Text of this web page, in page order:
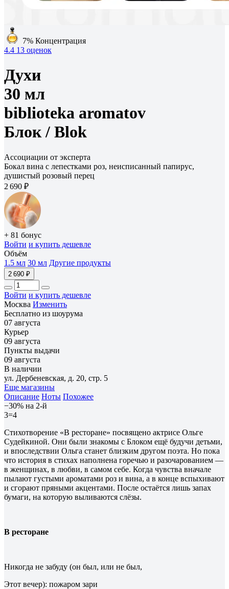
7% Концентрация
4.4 13 оценок
Духи
30 мл
biblioteka aromatov
Блок / Blok
Ассоциации от эксперта
Бокал вина с лепестками роз, неисписанный папирус,
душистый розовый перец
2 690 ₽
+ 81 бонус
Войти и купить дешевле
Объём
1.5 мл 30 мл Другие продукты
2 690 ₽
Войти и купить дешевле
Москва Изменить
Бесплатно из шоурума
07 августа
Курьер
09 августа
Пункты выдачи
09 августа
В наличии
ул. Дербеневская, д. 20, стр. 5
Еще магазины
Описание Ноты Похожее
−30% на 2-й
3=4
Стихотворение «В ресторане» посвящено актрисе Ольге
Судейкиной. Они были знакомы с Блоком ещё будучи детьми,
и впоследствии Ольга станет близким другом поэта. Но пока
что история в стихах наполнена горечью и разочарованием —
в женщинах, в любви, в самом себе. Когда чувства вначале
пылают густыми ароматами роз и вина, а в конце вспыхивают
и сгорают пряными акцентами. После остаётся лишь запах
бумаги, на которую выливаются слёзы.
В ресторане
Никогда не забуду (он был, или не был,
Этот вечер): пожаром зари